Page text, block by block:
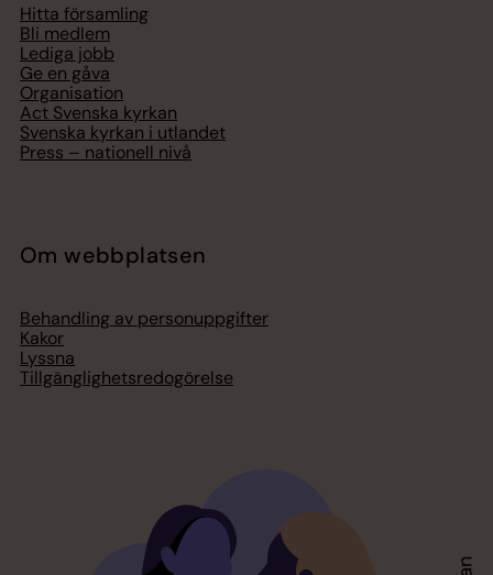
Hitta församling
Bli medlem
Lediga jobb
Ge en gåva
Organisation
Act Svenska kyrkan
Svenska kyrkan i utlandet
Press – nationell nivå
Om webbplatsen
Behandling av personuppgifter
Kakor
Lyssna
Tillgänglighetsredogörelse